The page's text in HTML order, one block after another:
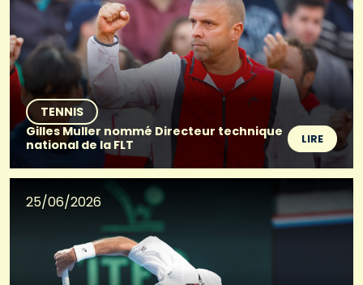
TENNIS
Gilles Muller nommé Directeur technique
national de la FLT
LIRE
25/06/2026